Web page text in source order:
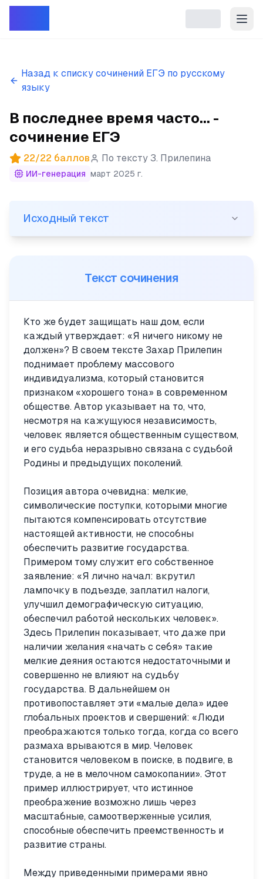
Назад к списку сочинений ЕГЭ по русскому
языку
В последнее время часто... -
сочинение ЕГЭ
22/22 баллов По тексту З. Прилепина
ИИ-генерация март 2025 г.
(1)В последнее время часто приходится слышать
Исходный текст
Текст сочинения
Кто же будет защищать наш дом, если
каждый утверждает: «Я ничего никому не
должен»? В своем тексте Захар Прилепин
поднимает проблему массового
индивидуализма, который становится
признаком «хорошего тона» в современном
обществе. Автор указывает на то, что,
несмотря на кажущуюся независимость,
человек является общественным существом,
и его судьба неразрывно связана с судьбой
Родины и предыдущих поколений.
Позиция автора очевидна: мелкие,
символические поступки, которыми многие
пытаются компенсировать отсутствие
настоящей активности, не способны
обеспечить развитие государства.
Примером тому служит его собственное
заявление: «Я лично начал: вкрутил
лампочку в подъезде, заплатил налоги,
улучшил демографическую ситуацию,
обеспечил работой нескольких человек».
Здесь Прилепин показывает, что даже при
наличии желания «начать с себя» такие
мелкие деяния остаются недостаточными и
совершенно не влияют на судьбу
государства. В дальнейшем он
противопоставляет эти «малые дела» идее
глобальных проектов и свершений: «Люди
преображаются только тогда, когда со всего
размаха врываются в мир. Человек
становится человеком в поиске, в подвиге, в
труде, а не в мелочном самокопании». Этот
пример иллюстрирует, что истинное
преображение возможно лишь через
масштабные, самоотверженные усилия,
способные обеспечить преемственность и
развитие страны.
Между приведенными примерами явно